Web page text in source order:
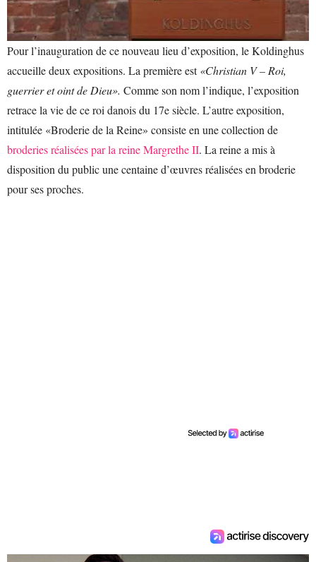
Pour l’inauguration de ce nouveau lieu d’exposition, le Koldinghus
accueille deux expositions. La première est«Christian V – Roi,
guerrier et oint de Dieu». Comme son nom l’indique, l’exposition
retrace la vie de ce roi danois du 17e siècle. L’autre exposition,
intitulée «Broderie de la Reine» consiste en une collection de
broderies réalisées par la reine Margrethe II. La reine a mis à
disposition du public une centaine d’œuvres réalisées en broderie
pour ses proches.